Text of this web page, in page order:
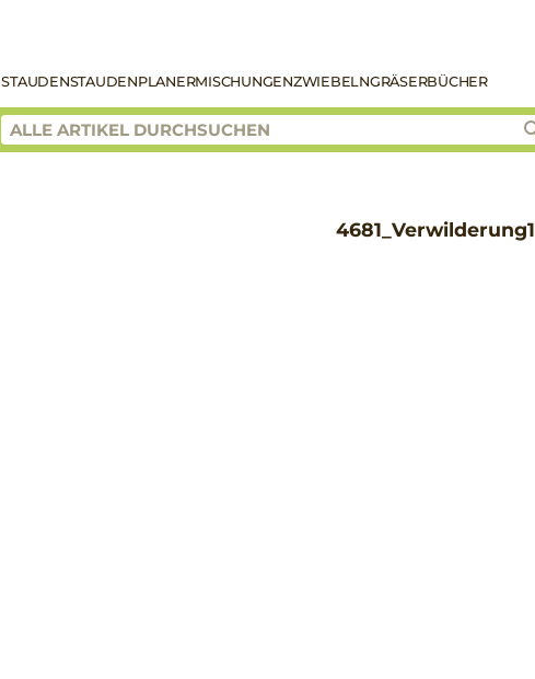
STAUDENSTAUDENPLANERMISCHUNGENZWIEBELNGRÄSERBÜCHER
4681_Verwilderung1